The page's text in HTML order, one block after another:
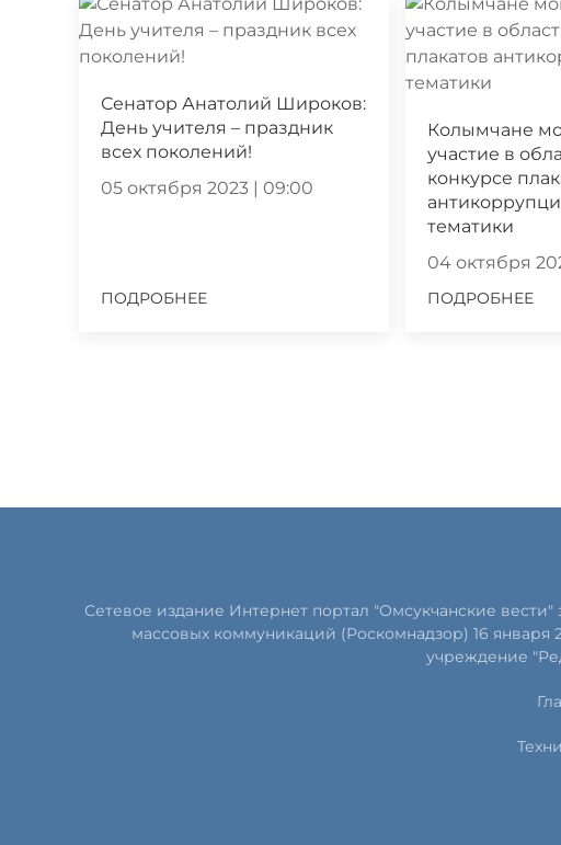
Сенатор Анатолий Широков:
День учителя – праздник
всех поколений!
05 октября 2023 | 09:00
ПОДРОБНЕЕ
Колымчане
участие в
конкурсе
тематики
04 октября
ПОДРОБНЕЕ
Сетевое издание Интернет портал "Омсукчанские
массовых коммуникаций (Роскомнадзор) 16
учреждение